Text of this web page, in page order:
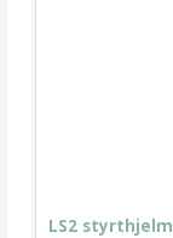
LS2 styrthjelm